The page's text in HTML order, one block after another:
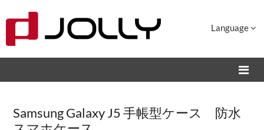
Language
Samsung Galaxy J5 手帳型ケース 防水